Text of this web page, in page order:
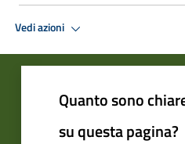
Vedi azioni
Quanto sono
su questa pagina?